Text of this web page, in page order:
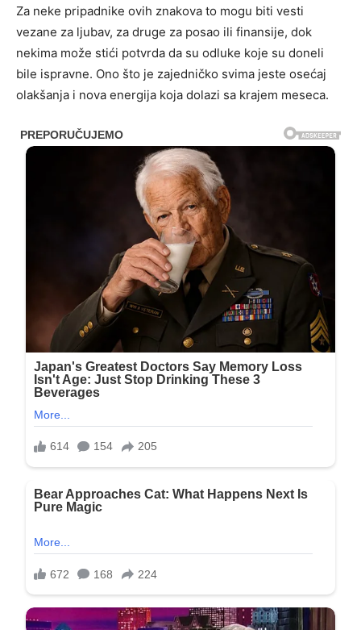
Za neke pripadnike ovih znakova to mogu biti vesti
vezane za ljubav, za druge za posao ili finansije, dok
nekima može stići potvrda da su odluke koje su doneli
bile ispravne. Ono što je zajedničko svima jeste osećaj
olakšanja i nova energija koja dolazi sa krajem meseca.